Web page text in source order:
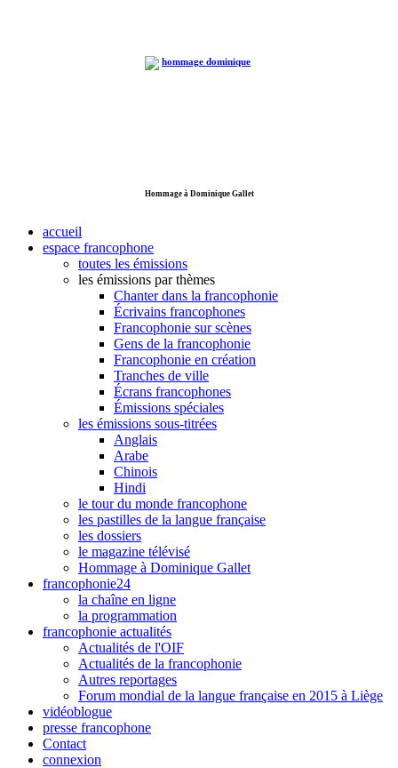
Hommage à Dominique Gallet
accueil
espace francophone
toutes les émissions
les émissions par thèmes
Chanter dans la francophonie
Écrivains francophones
Francophonie sur scènes
Gens de la francophonie
Francophonie en création
Tranches de ville
Écrans francophones
Émissions spéciales
les émissions sous-titrées
Anglais
Arabe
Chinois
Hindi
le tour du monde francophone
les pastilles de la langue française
les dossiers
le magazine télévisé
Hommage à Dominique Gallet
francophonie24
la chaîne en ligne
la programmation
francophonie actualités
Actualités de l'OIF
Actualités de la francophonie
Autres reportages
Forum mondial de la langue française en 2015 à Liège
vidéoblogue
presse francophone
Contact
connexion